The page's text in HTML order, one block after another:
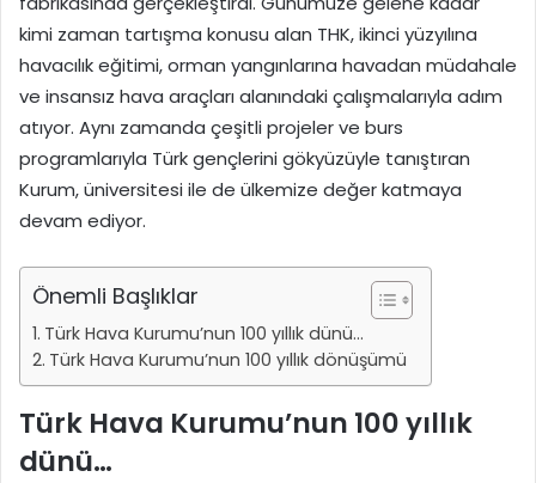
kimi zaman tartışma konusu alan THK, ikinci yüzyılına
havacılık eğitimi, orman yangınlarına havadan müdahale
ve insansız hava araçları alanındaki çalışmalarıyla adım
atıyor. Aynı zamanda çeşitli projeler ve burs
programlarıyla Türk gençlerini gökyüzüyle tanıştıran
Kurum, üniversitesi ile de ülkemize değer katmaya
devam ediyor.
Önemli Başlıklar
Türk Hava Kurumu’nun 100 yıllık dünü…
Türk Hava Kurumu’nun 100 yıllık dönüşümü
Türk Hava Kurumu’nun 100 yıllık
dünü…